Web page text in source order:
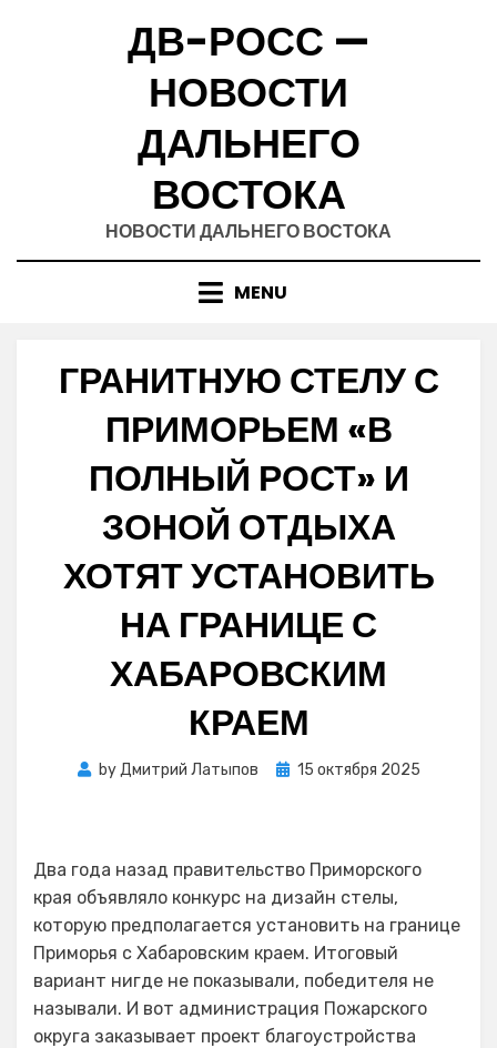
ДВ-РОСС —
НОВОСТИ
ДАЛЬНЕГО
ВОСТОКА
НОВОСТИ ДАЛЬНЕГО ВОСТОКА
MENU
ГРАНИТНУЮ СТЕЛУ С
ПРИМОРЬЕМ «В
ПОЛНЫЙ РОСТ» И
ЗОНОЙ ОТДЫХА
ХОТЯТ УСТАНОВИТЬ
НА ГРАНИЦЕ С
ХАБАРОВСКИМ
КРАЕМ
byДмитрий Латыпов
Posted
15 октября 2025
Два года назад правительство Приморского
края объявляло конкурс на дизайн стелы,
которую предполагается установить на границе
Приморья с Хабаровским краем. Итоговый
вариант нигде не показывали, победителя не
называли. И вот администрация Пожарского
округа заказывает проект благоустройства